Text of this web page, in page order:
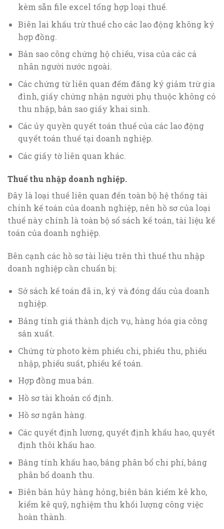
kèm sẵn file excel tổng hợp loại thuế.
Biên lai khấu trừ thuế cho các lao động không ký
hợp đồng.
Bản sao công chứng hộ chiếu, visa của các cá
nhân người nước ngoài.
Các chứng từ liên quan đếm đăng ký giảm trừ gia
đình, giấy chứng nhận người phụ thuộc không có
thu nhập, bản sao giấy khai sinh.
Các ủy quyền quyết toán thuế của các lao động
quyết toán thuế tại doanh nghiệp.
Các giấy tờ liên quan khác.
Thuế thu nhập doanh nghiệp.
Đây là loại thuế liên quan đến toàn bộ hệ thống tài
chính kế toán của doanh nghiệp, nên hồ sơ của loại
thuế này chính là toàn bộ sổ sách kế toán, tài liệu kế
toán của doanh nghiệp.
Bên cạnh các hồ sơ tài liệu trên thì thuế thu nhập
doanh nghiệp cần chuẩn bị:
Sở sách kế toán đã in, ký và đóng dấu của doanh
nghiệp.
Bảng tính giá thành dịch vụ, hàng hóa gia công
sản xuất.
Chứng từ photo kèm phiếu chi, phiếu thu, phiếu
nhập, phiếu suất, phiếu kế toán.
Hợp đồng mua bán.
Hồ sơ tài khoản cố định.
Hồ sơ ngân hàng.
Các quyết định lương, quyết định khấu hao, quyết
định thôi khấu hao.
Bảng tính khấu hao, bảng phân bổ chi phí, bảng
phân bổ doanh thu.
Biên bản hủy hàng hỏng, biên bản kiểm kê kho,
kiểm kê quỹ, nghiệm thu khối lượng công việc
hoàn thành.